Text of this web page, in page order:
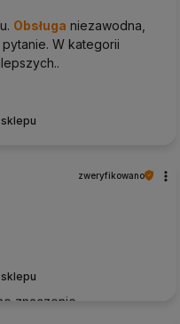
Obsługa niezawodna,
W kategorii
znaczenie -
zweryfikowano